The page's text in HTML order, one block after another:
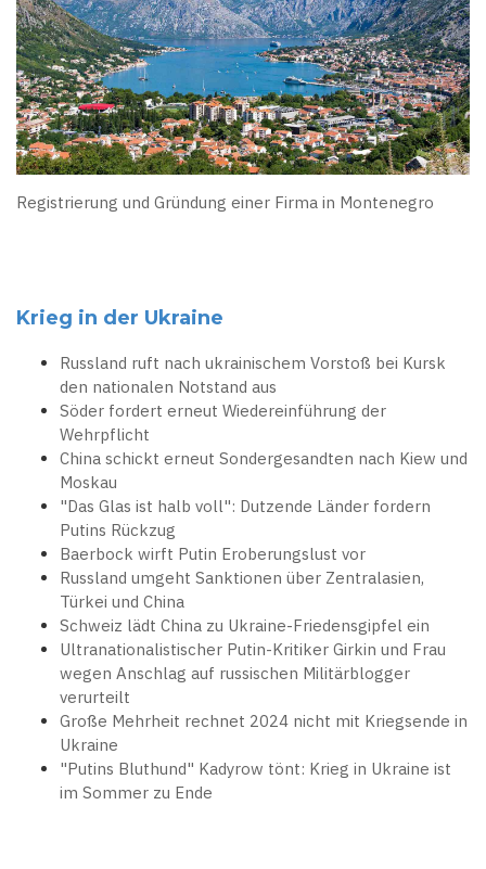
Registrierung und Gründung einer Firma in Montenegro
Krieg in der Ukraine
Russland ruft nach ukrainischem Vorstoß bei Kursk
den nationalen Notstand aus
Söder fordert erneut Wiedereinführung der
Wehrpflicht
China schickt erneut Sondergesandten nach Kiew und
Moskau
"Das Glas ist halb voll": Dutzende Länder fordern
Putins Rückzug
Baerbock wirft Putin Eroberungslust vor
Russland umgeht Sanktionen über Zentralasien,
Türkei und China
Schweiz lädt China zu Ukraine-Friedensgipfel ein
Ultranationalistischer Putin-Kritiker Girkin und Frau
wegen Anschlag auf russischen Militärblogger
verurteilt
Große Mehrheit rechnet 2024 nicht mit Kriegsende in
Ukraine
"Putins Bluthund" Kadyrow tönt: Krieg in Ukraine ist
im Sommer zu Ende